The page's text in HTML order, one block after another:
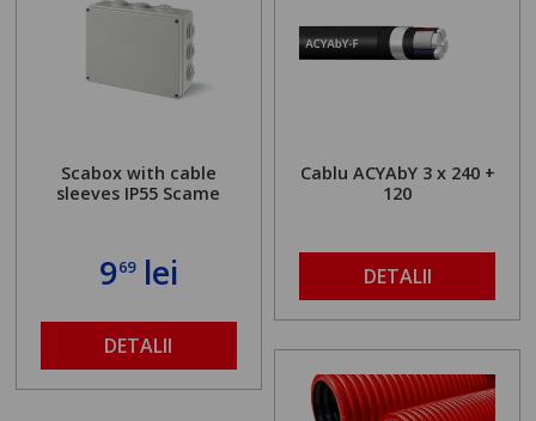
Scabox with cable
sleeves IP55 Scame
969lei
DETALII
Cablu ACYAbY 3 x 240 +
120
DETALII